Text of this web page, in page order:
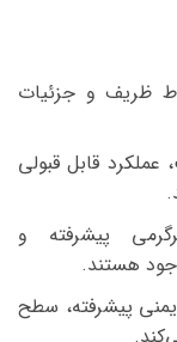
ظریف و جزئیات
قابل قبولی
پیشرفته و
هستند.
پیشرفته، سطح